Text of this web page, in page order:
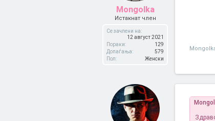
Mongolka
Истакнат член
Се зачлени на:
12 август 2021
Пораки:
129
Допаѓања:
579
Пол:
Женски